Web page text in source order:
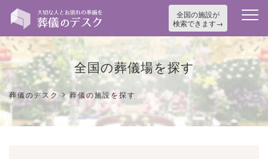
全国の施設が
検索できます
全国の葬儀場を探す
葬儀のデスク >葬儀の施設を探す